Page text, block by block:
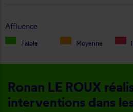
Affluence
Faible Moyenne
Ronan LE ROUX
interventions dans